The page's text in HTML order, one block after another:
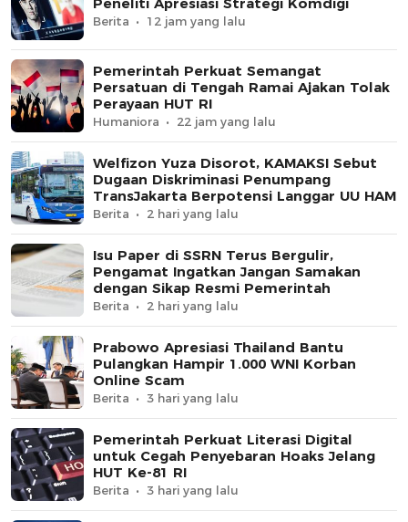
Peneliti Apresiasi Strategi Komdigi
Berita 12 jam yang lalu
Pemerintah Perkuat Semangat
Persatuan di Tengah Ramai Ajakan Tolak
Perayaan HUT RI
Humaniora 22 jam yang lalu
Welfizon Yuza Disorot, KAMAKSI Sebut
Dugaan Diskriminasi Penumpang
TransJakarta Berpotensi Langgar UU HAM
Berita 2 hari yang lalu
Isu Paper di SSRN Terus Bergulir,
Pengamat Ingatkan Jangan Samakan
dengan Sikap Resmi Pemerintah
Berita 2 hari yang lalu
Prabowo Apresiasi Thailand Bantu
Pulangkan Hampir 1.000 WNI Korban
Online Scam
Berita 3 hari yang lalu
Pemerintah Perkuat Literasi Digital
untuk Cegah Penyebaran Hoaks Jelang
HUT Ke-81 RI
Berita 3 hari yang lalu